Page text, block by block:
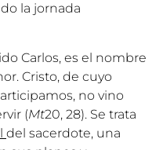
la jornada
Carlos, es el nombre
Cristo, de cuyo
no vino
(Mt20, 28). Se trata
del sacerdote, una